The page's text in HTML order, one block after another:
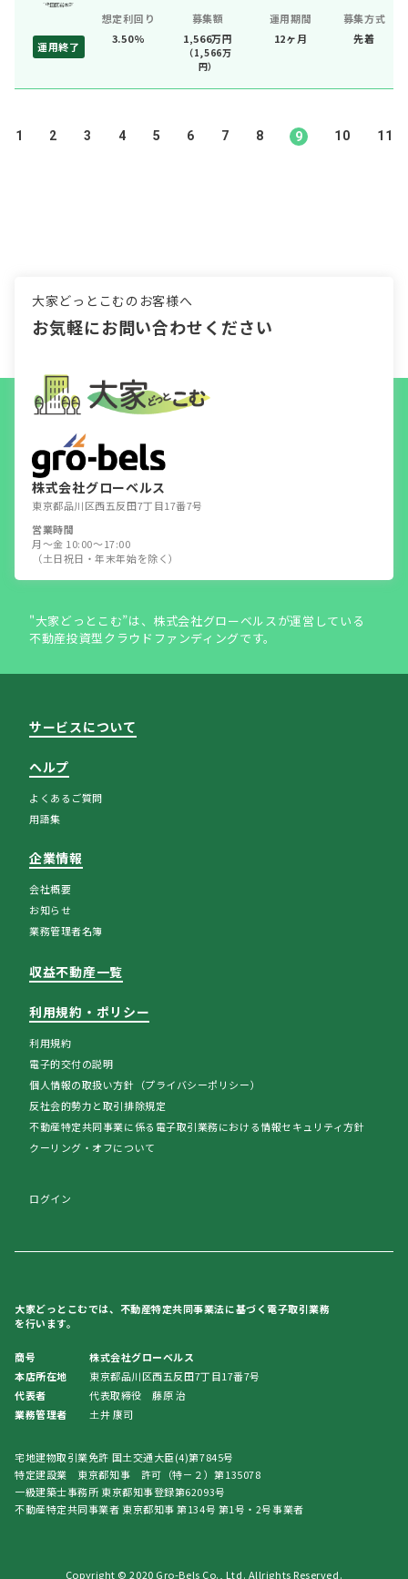
運用終了
想定利回り
3.50%
募集額
1,566万円
（1,566万
円）
運用期間
12ヶ月
募集方式
先着
1 2 3 4 5 6 7 8 9 10 11
大家どっとこむのお客様へ
お気軽にお問い合わせください
株式会社グローベルス
東京都品川区西五反田7丁目17番7号
営業時間
月～金 10:00～17:00
（土日祝日・年末年始を除く）
"大家どっとこむ”は、株式会社グローベルスが運営している
不動産投資型クラウドファンディングです。
サービスについて
ヘルプ
よくあるご質問
用語集
企業情報
会社概要
お知らせ
業務管理者名簿
収益不動産一覧
利用規約・ポリシー
利用規約
電子的交付の説明
個人情報の取扱い方針（プライバシーポリシー）
反社会的勢力と取引排除規定
不動産特定共同事業に係る電子取引業務における情報セキュリティ方針
クーリング・オフについて
ログイン
大家どっとこむでは、不動産特定共同事業法に基づく電子取引業務
を行います。
商号
株式会社グローベルス
本店所在地
東京都品川区西五反田7丁目17番7号
代表者
代表取締役 藤原 治
業務管理者
土井 康司
宅地建物取引業免許 国土交通大臣(4)第7845号
特定建設業 東京都知事 許可（特－２）第135078
一級建築士事務所 東京都知事登録第62093号
不動産特定共同事業者 東京都知事 第134号 第1号・2号事業者
Copyright © 2020 Gro-Bels Co., Ltd. Allrights Reserved.